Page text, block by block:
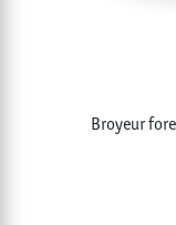
Broyeur